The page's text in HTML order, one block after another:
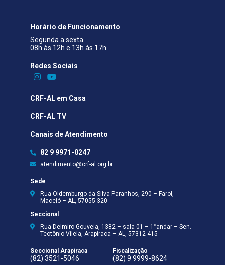
Horário de Funcionamento
Segunda a sexta
08h às 12h e 13h às 17h
Redes Sociais​
CRF-AL em Casa
CRF-AL TV
Canais de Atendimento
82 9 9971-0247
atendimento@crf-al.org.br
Sede
Rua Oldemburgo da Silva Paranhos, 290 – Farol,
Maceió – AL, 57055-320
Seccional
Rua Delmiro Gouveia, 1382 – sala 01 – 1°andar – Sen.
Teotônio Vilela, Arapiraca – AL, 57312-415
Seccional Arapiraca
(82) 3521-5046
Fiscalização
(82) 9 9999-8624